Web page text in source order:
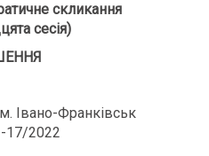
скликання
сесія)
Франківськ
17/2022